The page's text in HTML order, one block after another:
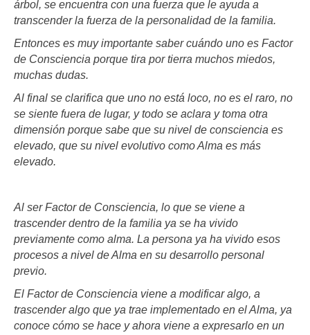
árbol, se encuentra con una fuerza que le ayuda a
transcender la fuerza de la personalidad de la familia.
Entonces es muy importante saber cuándo uno es Factor
de Consciencia porque tira por tierra muchos miedos,
muchas dudas.
Al final se clarifica que uno no está loco, no es el raro, no
se siente fuera de lugar, y todo se aclara y toma otra
dimensión porque sabe que su nivel de consciencia es
elevado, que su nivel evolutivo como Alma es más
elevado.
Al ser Factor de Consciencia, lo que se viene a
trascender dentro de la familia ya se ha vivido
previamente como alma. La persona ya ha vivido esos
procesos a nivel de Alma en su desarrollo personal
previo.
El Factor de Consciencia viene a modificar algo, a
trascender algo que ya trae implementado en el Alma, ya
conoce cómo se hace y ahora viene a expresarlo en un